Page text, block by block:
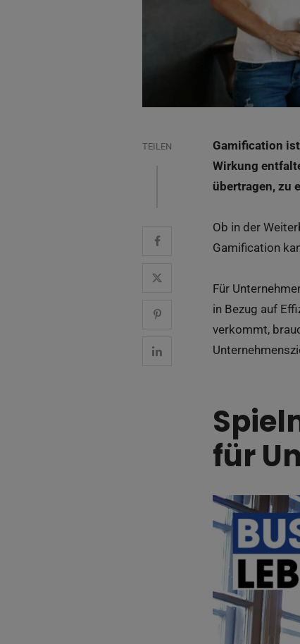
TEILEN
Gamification
Wirkung
übertragen, zu
Ob in der
Gamification
Für
in Bezug auf
verkommt,
für